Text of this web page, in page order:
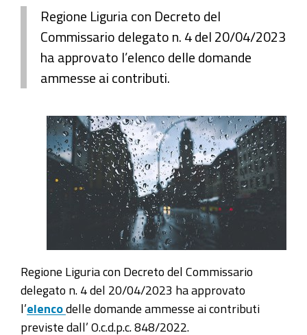
Regione Liguria con Decreto del
Commissario delegato n. 4 del 20/04/2023
ha approvato l’elenco delle domande
ammesse ai contributi.
Regione Liguria con Decreto del Commissario
delegato n. 4 del 20/04/2023 ha approvato
l’elenco delle domande ammesse ai contributi
previste dall’ O.c.d.p.c. 848/2022.